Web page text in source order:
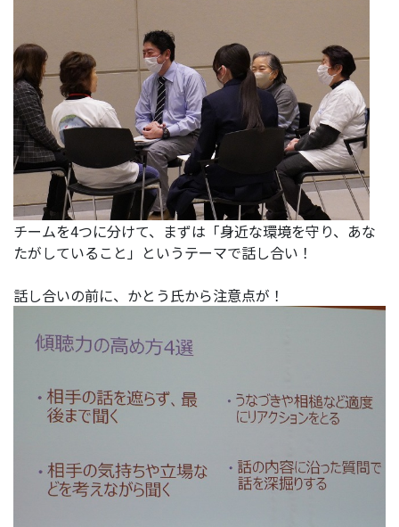
チームを4つに分けて、まずは「身近な環境を守り、あな
たがしていること」というテーマで話し合い！
話し合いの前に、かとう氏から注意点が！